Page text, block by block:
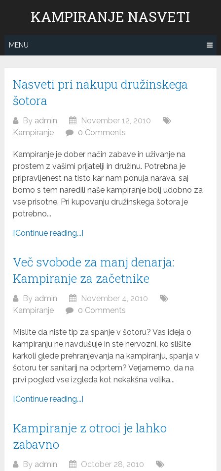
KAMPIRANJE NASVETI
MENU
Nasveti pri nakupu družinskega
šotora
By admin
November 12, 2010
Kampiranje
0 Comments
Kampiranje je dober način zabave in uživanje na
prostem z vašimi prijatelji in družinu. Potrebna je
pripravljenest na tisto kar nam ponuja narava, saj
bomo s tem naredili naše kampiranje bolj udobno za
vse prisotne. Pri kupovanju družinskega šotora je
potrebno...
[Continue reading...]
Več svobode za manj denarja:
Kampiranje za začetnike
By admin
November 4, 2010
Kampiranje
0 Comments
Mislite da niste tip za spanje v šotoru? Vas ideja o
kampiranju ne navdušuje in ste nervozni, ko slišite
karkoli glede prehranjevanja na kampiranju, spanja v
šotoru ter sanitarij na odprtem? Verjamemo, da na
prvi pogled vse izgleda kot nekakšna velika...
[Continue reading...]
Kampiranje z otroci je lahko
zabavno
By admin
October 28, 2010